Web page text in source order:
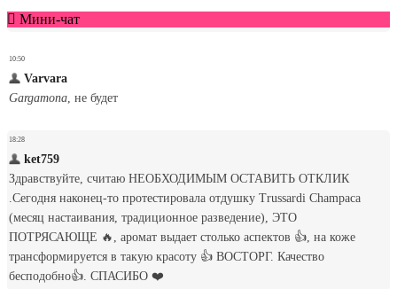
Мини-чат